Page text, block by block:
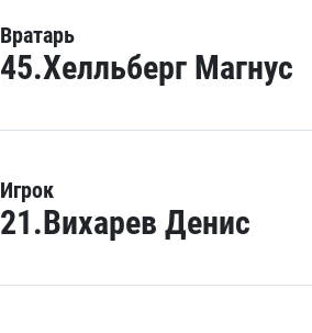
Вратарь
45.Хелльберг Магнус
Игрок
21.Вихарев Денис